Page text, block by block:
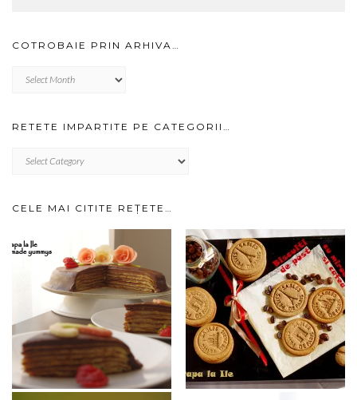
COTROBAIE PRIN ARHIVA…
prin
RETETE IMPARTITE PE CATEGORII…
IMPARTITE
CELE MAI CITITE REȚETE…